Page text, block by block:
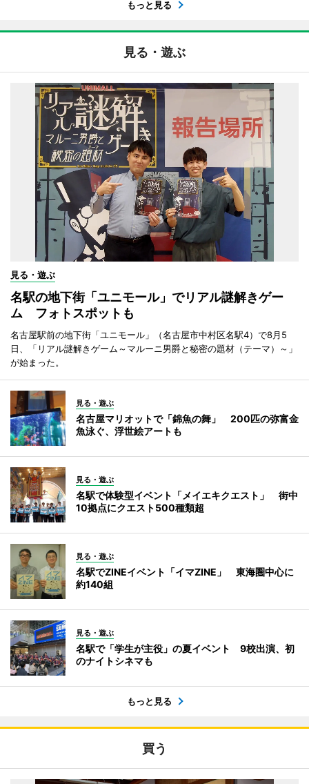
もっと見る
見る・遊ぶ
見る・遊ぶ
名駅の地下街「ユニモール」でリアル謎解きゲー
ム フォトスポットも
名古屋駅前の地下街「ユニモール」（名古屋市中村区名駅4）で8月5
日、「リアル謎解きゲーム～マルーニ男爵と秘密の題材（テーマ）～」
が始まった。
見る・遊ぶ
名古屋マリオットで「錦魚の舞」 200匹の弥富金
魚泳ぐ、浮世絵アートも
見る・遊ぶ
名駅で体験型イベント「メイエキクエスト」 街中
10拠点にクエスト500種類超
見る・遊ぶ
名駅でZINEイベント「イマZINE」 東海圏中心に
約140組
見る・遊ぶ
名駅で「学生が主役」の夏イベント 9校出演、初
のナイトシネマも
もっと見る
買う